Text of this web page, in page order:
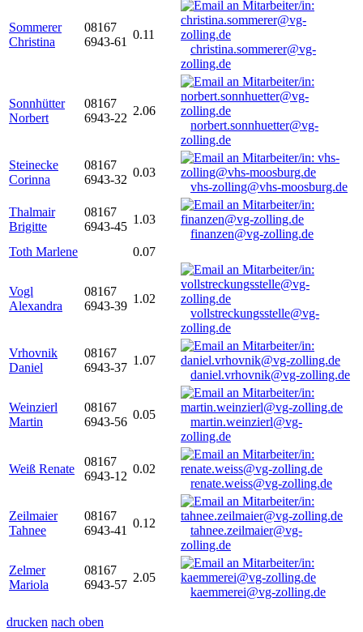
Sommerer
Christina
08167
6943-61
0.11
christina.sommerer@vg-
zolling.de
Sonnhütter
Norbert
08167
6943-22
2.06
norbert.sonnhuetter@vg-
zolling.de
Steinecke
Corinna
08167
6943-32
0.03
vhs-zolling@vhs-moosburg.de
Thalmair
Brigitte
08167
6943-45
1.03
finanzen@vg-zolling.de
Toth Marlene
0.07
Vogl
Alexandra
08167
6943-39
1.02
vollstreckungsstelle@vg-
zolling.de
Vrhovnik
Daniel
08167
6943-37
1.07
daniel.vrhovnik@vg-zolling.de
Weinzierl
Martin
08167
6943-56
0.05
martin.weinzierl@vg-
zolling.de
Weiß Renate
08167
6943-12
0.02
renate.weiss@vg-zolling.de
Zeilmaier
Tahnee
08167
6943-41
0.12
tahnee.zeilmaier@vg-
zolling.de
Zelmer
Mariola
08167
6943-57
2.05
kaemmerei@vg-zolling.de
drucken nach oben